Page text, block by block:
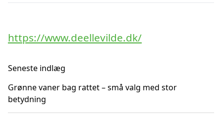
https://www.deellevilde.dk/
Seneste indlæg
Grønne vaner bag rattet – små valg med stor
betydning